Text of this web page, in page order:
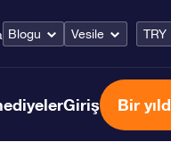
Blogu Vesile TRY
Giriş Bir